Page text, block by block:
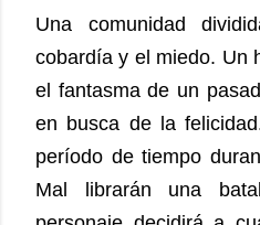
Una comunidad
cobardía y el miedo. Un
el fantasma de un
en busca de la
período de tiempo
Mal librarán una